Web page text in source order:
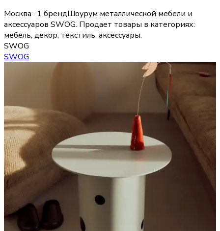
Москва · 1 брендШоурум металлической мебели и
аксессуаров SWOG. Продает товары в категориях:
мебель, декор, текстиль, аксессуары.
SWOG
SWOG